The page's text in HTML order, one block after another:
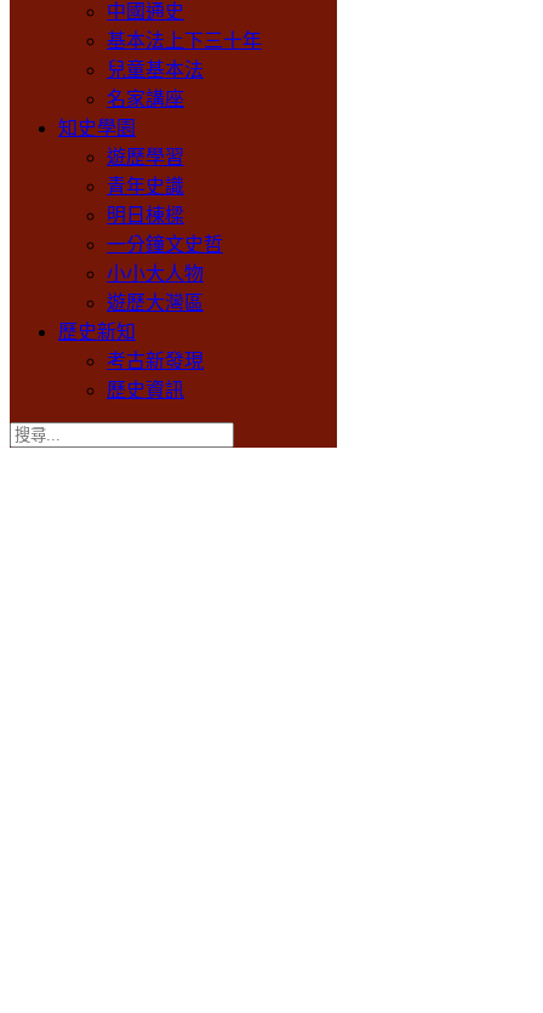
中國通史
基本法上下三十年
兒童基本法
名家講座
知史學園
遊歷學習
青年史識
明日棟樑
一分鐘文史哲
小小大人物
遊歷大灣區
歷史新知
考古新發現
歷史資訊